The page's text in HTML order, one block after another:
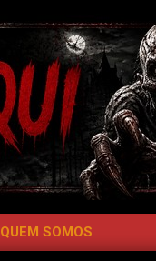
QUEM SOMOS